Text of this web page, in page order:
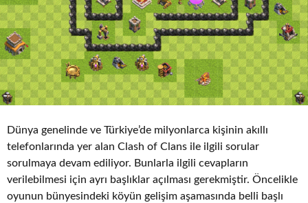
Dünya genelinde ve Türkiye’de milyonlarca kişinin akıllı
telefonlarında yer alan Clash of Clans ile ilgili sorular
sorulmaya devam ediliyor. Bunlarla ilgili cevapların
verilebilmesi için ayrı başlıklar açılması gerekmiştir. Öncelikle
oyunun bünyesindeki köyün gelişim aşamasında belli başlı